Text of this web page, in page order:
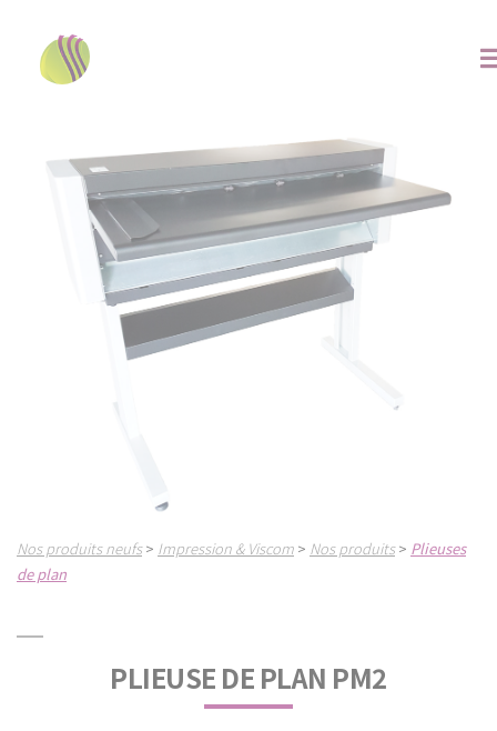
Nos produits neufs> Impression & Viscom > Nos produits> Plieuses
de plan
PLIEUSE DE PLAN PM2